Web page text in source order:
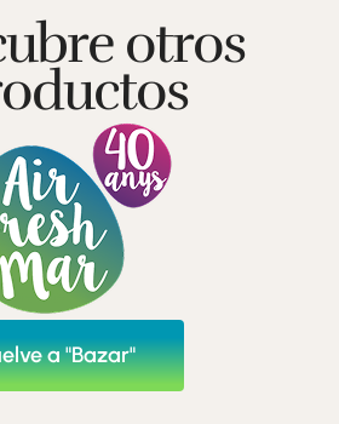
otros
a "Bazar"